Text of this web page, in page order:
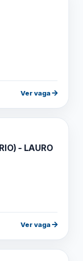
Ver vaga
- LAURO
Ver vaga